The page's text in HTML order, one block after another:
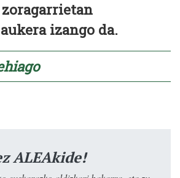
izango da.
ALEAkide!